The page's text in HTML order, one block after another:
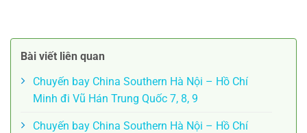
Bài viết liên quan
Chuyến bay China Southern Hà Nội – Hồ Chí
Minh đi Vũ Hán Trung Quốc 7, 8, 9
Chuyến bay China Southern Hà Nội – Hồ Chí